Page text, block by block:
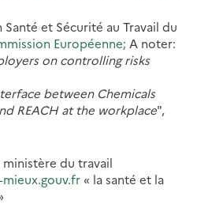
Santé et Sécurité au Travail du
Européenne; A noter:
on controlling risks
between Chemicals
REACH at the workplace",
du travail
mieux.gouv.fr « la santé et la